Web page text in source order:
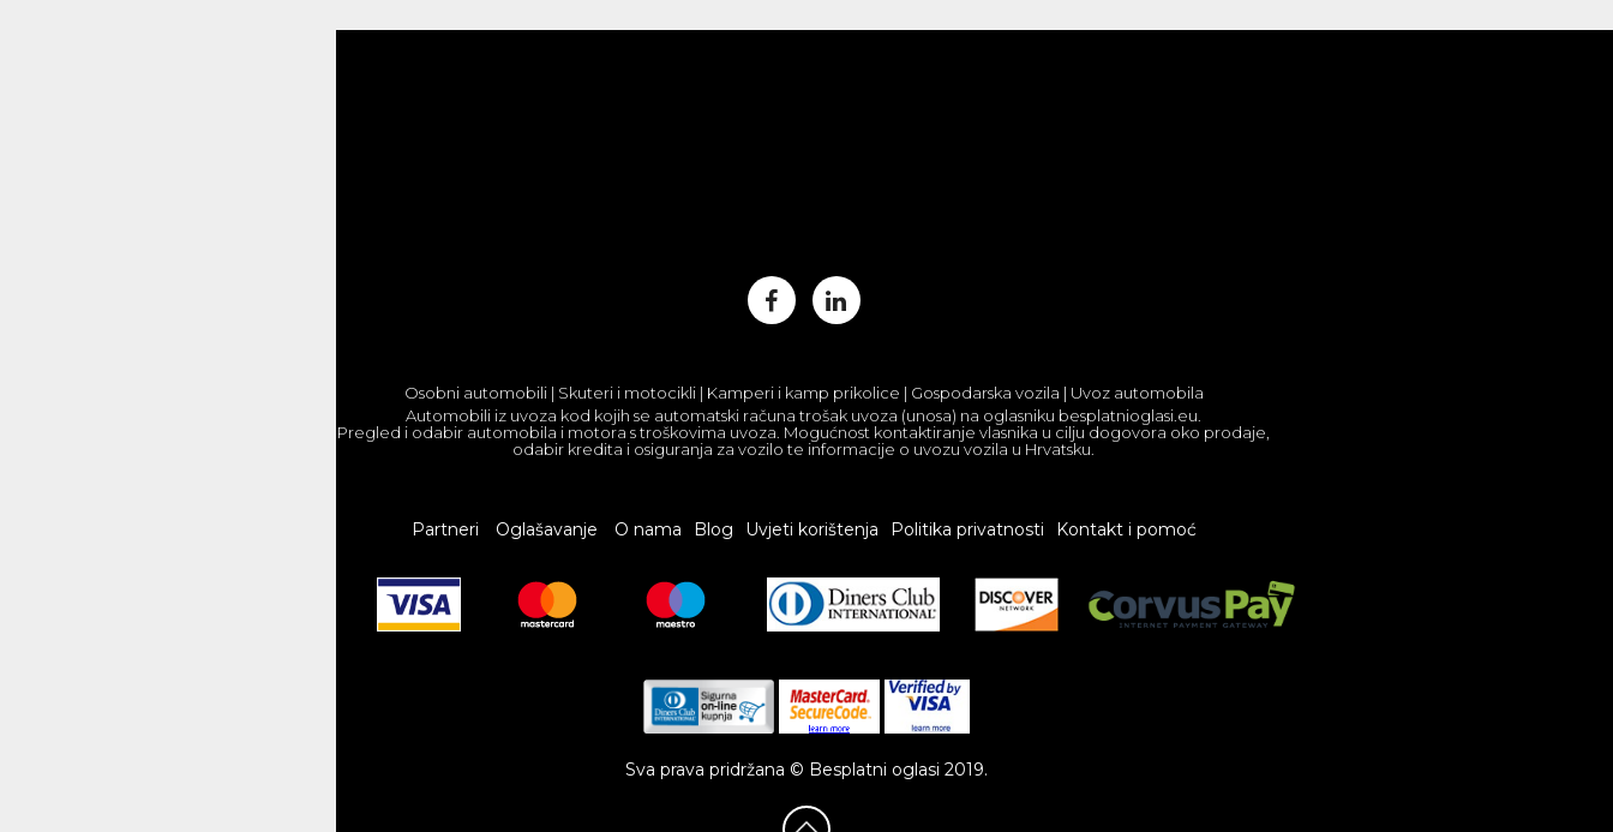
Osobni automobili | Skuteri i motocikli | Kamperi i kamp prikolice | Gospodarska vozila | Uvoz automobila
Automobili iz uvoza kod kojih se automatski računa trošak uvoza (unosa) na oglasniku besplatnioglasi.eu.
Pregled i odabir automobila i motora s troškovima uvoza. Mogućnost kontaktiranje vlasnika u cilju dogovora oko prodaje,
odabir kredita i osiguranja za vozilo te informacije o uvozu vozila u Hrvatsku.
Partneri Oglašavanje O nama Blog Uvjeti korištenja Politika privatnosti Kontakt i pomoć
Sva prava pridržana © Besplatni oglasi 2019.